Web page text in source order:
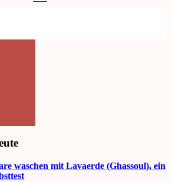
waschen mit Lavaerde (Ghassoul), ein